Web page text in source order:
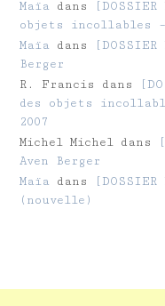
Maïa dans
objets incollables –
Maïa dans
Berger
R. Francis
dans
des objets
2007
Michel Michel dans
Aven Berger
Maïa dans
(nouvelle)